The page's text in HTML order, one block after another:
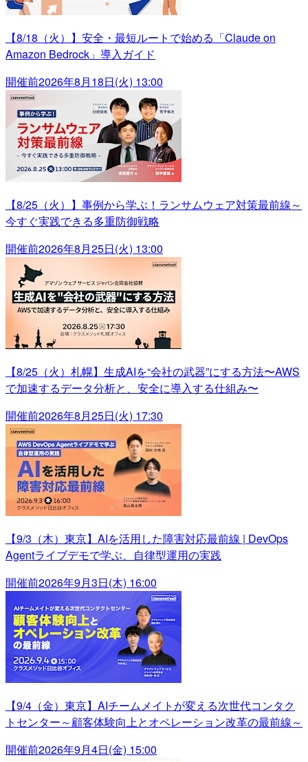
【8/18（火）】安全・最短ルートで始める「Claude on
Amazon Bedrock」導入ガイド
開催前2026年8月18日(火) 13:00
【8/25（火）】事例から学ぶ！ランサムウェア対策最前線～
今すぐ実践できる多重防御戦略
開催前2026年8月25日(火) 13:00
【8/25（火）札幌】生成AIを“会社の武器”にする方法〜AWS
で加速するデータ分析と、安全に導入する仕組み〜
開催前2026年8月25日(火) 17:30
【9/3（木）東京】AIを活用した障害対応最前線 | DevOps
Agentライブデモで学ぶ、自律型運用の実践
開催前2026年9月3日(木) 16:00
【9/4（金）東京】AIチームメイトが変える次世代コンタク
トセンター～顧客体験向上とオペレーション改革の最前線～
開催前2026年9月4日(金) 15:00